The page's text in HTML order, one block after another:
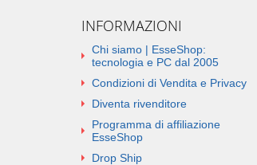
INFORMAZIONI
Chi siamo | EsseShop:
tecnologia e PC dal 2005
Condizioni di Vendita e Privacy
Diventa rivenditore
Programma di affiliazione
EsseShop
Drop Ship